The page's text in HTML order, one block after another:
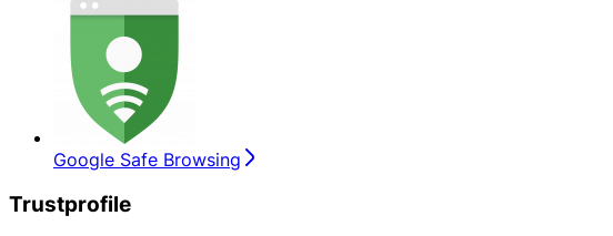
Google Safe Browsing
Trustprofile